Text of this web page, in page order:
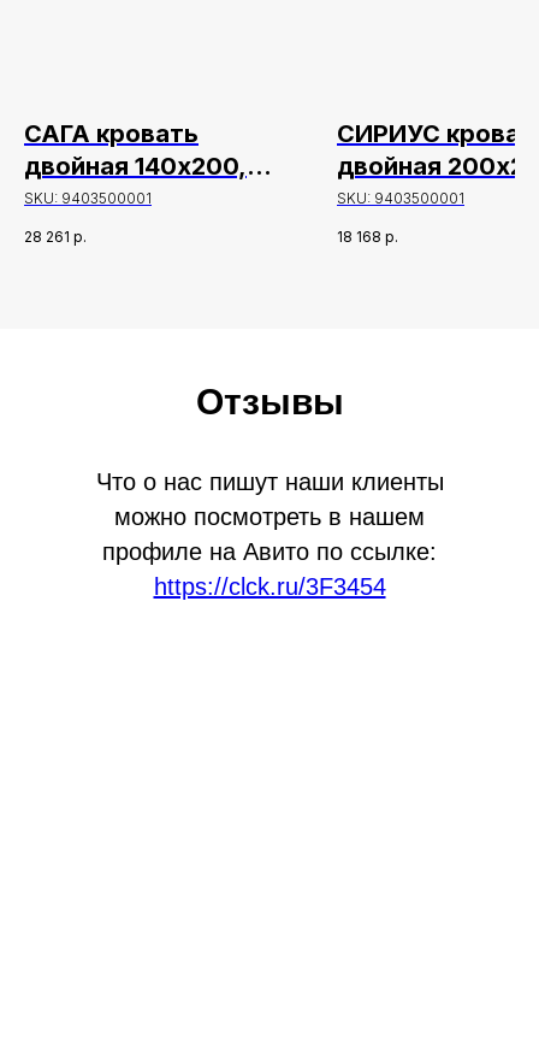
САГА кровать
двойная 140х200,
белый/ясень
SKU: 9403500001
28 261 р.
СИРИУС
двойная
белая
SKU: 9403500001
18 168 р.
Что о нас пишут наши клиенты
можно посмотреть в нашем
профиле на Авито по ссылке:
https://clck.ru/3F3454
Отзывы